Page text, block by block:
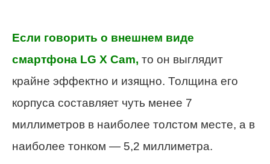
Если говорить о внешнем виде
смартфона LG X Cam, то он выглядит
крайне эффектно и изящно. Толщина его
корпуса составляет чуть менее 7
миллиметров в наиболее толстом месте, а в
наиболее тонком — 5,2 миллиметра.